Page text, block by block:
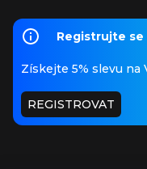
Registrujte se
Získejte 5% slevu na
REGISTROVAT